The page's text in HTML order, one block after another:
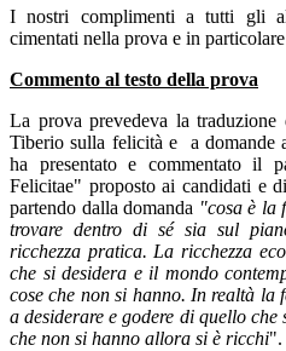
I nostri complimenti a tutti gli
cimentati nella prova e in
Commento al testo della prova
La prova prevedeva la
Tiberio sulla felicità e a domande
ha presentato e commentato il
Felicitae" proposto ai candidati e
partendo dalla domanda "cosa è la
trovare dentro di sé sia sul
ricchezza pratica. La ricchezza
che si desidera e il mondo
cose che non si hanno. In realtà la
a desiderare e godere di quello
che non si hanno allora si è ricchi".